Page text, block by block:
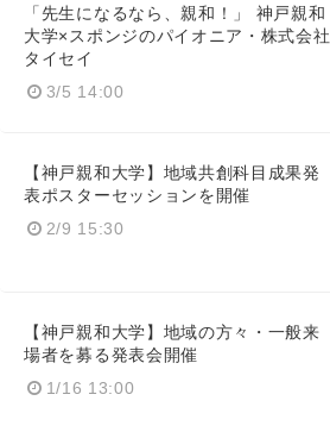
「先生になるなら、親和！」 神戸親和
大学×スポンジのパイオニア・株式会社
タイセイ
3/5 14:00
【神戸親和大学】地域共創科目成果発
表ポスターセッションを開催
2/9 15:30
【神戸親和大学】地域の方々・一般来
場者を募る発表会開催
1/16 13:00